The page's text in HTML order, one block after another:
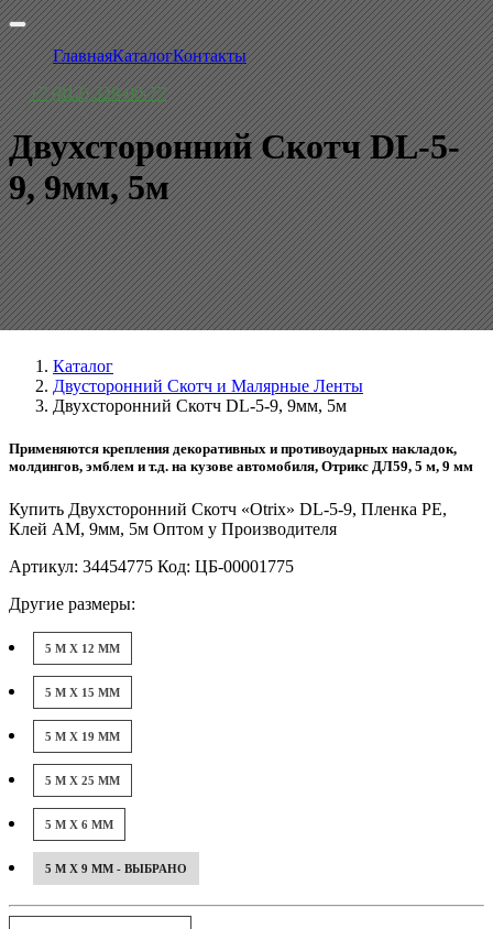
ГлавнаяКаталогКонтакты
+7 (812) 329-00-77
Двухсторонний Скотч DL-5-
9, 9мм, 5м
Каталог
Двусторонний Скотч и Малярные Ленты
Двухсторонний Скотч DL-5-9, 9мм, 5м
Применяются крепления декоративных и противоударных накладок,
молдингов, эмблем и т.д. на кузове автомобиля, Отрикс ДЛ59, 5 м, 9 мм
Купить Двухсторонний Скотч «Otrix» DL-5-9, Пленка PE,
Клей AM, 9мм, 5м Оптом у Производителя
Артикул: 34454775 Код: ЦБ-00001775
Другие размеры:
5 М X 12 ММ
5 М X 15 ММ
5 М X 19 ММ
5 М X 25 ММ
5 М X 6 ММ
5 М X 9 ММ - ВЫБРАНО